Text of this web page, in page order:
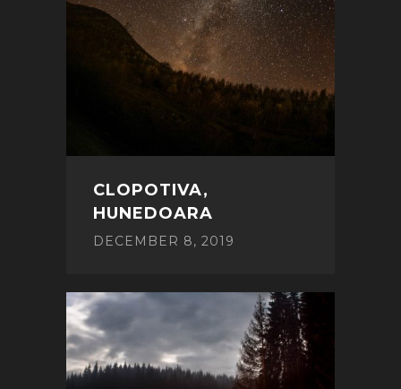
CLOPOTIVA,
HUNEDOARA
DECEMBER 8, 2019